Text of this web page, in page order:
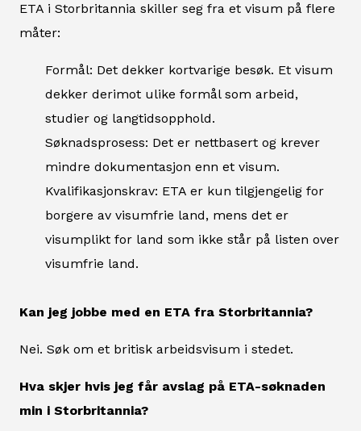
ETA i Storbritannia skiller seg fra et visum på flere
måter:
Formål: Det dekker kortvarige besøk. Et visum
dekker derimot ulike formål som arbeid,
studier og langtidsopphold.
Søknadsprosess: Det er nettbasert og krever
mindre dokumentasjon enn et visum.
Kvalifikasjonskrav: ETA er kun tilgjengelig for
borgere av visumfrie land, mens det er
visumplikt for land som ikke står på listen over
visumfrie land.
Kan jeg jobbe med en ETA fra Storbritannia?
Nei. Søk om et britisk arbeidsvisum i stedet.
Hva skjer hvis jeg får avslag på ETA-søknaden
min i Storbritannia?